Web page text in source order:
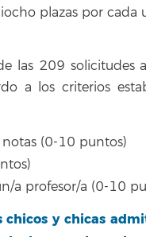
plazas por cada
las 209 solicitudes
a los criterios
(0-10 puntos)
a profesor/a (0-10
y chicas